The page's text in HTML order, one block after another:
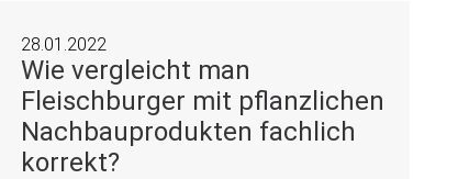
28.01.2022
Wie vergleicht man
Fleischburger mit pflanzlichen
Nachbauprodukten fachlich
korrekt?